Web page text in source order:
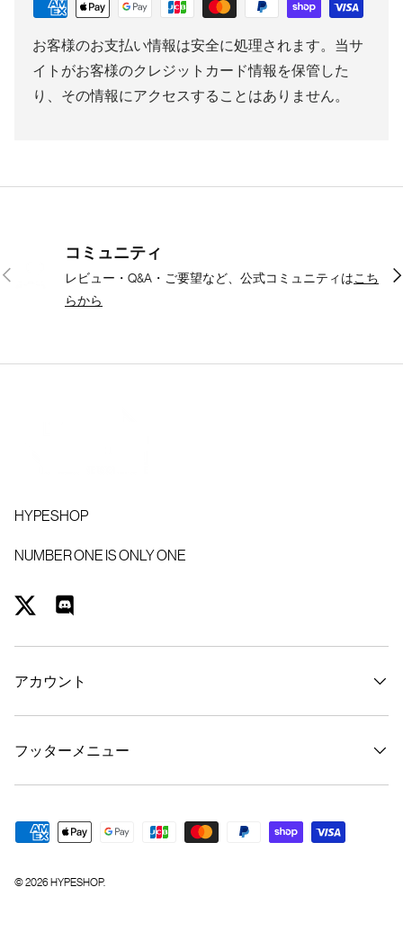
お客様のお支払い情報は安全に処理されます。当サ
イトがお客様のクレジットカード情報を保管した
り、その情報にアクセスすることはありません。
次
コミュニティ
レビュー・Q&A・ご要望など、公式コミュニティはこち
らから
HYPESHOP
NUMBER ONE IS ONLY ONE
TwitterDiscord
アカウント
フッターメニュー
支払方法
© 2026HYPESHOP.